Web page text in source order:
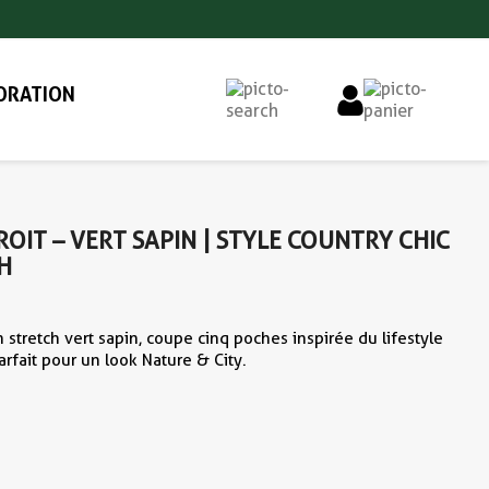
– VERT SAPIN | STYLE COUNTRY CHIC
stretch vert sapin, coupe cinq poches inspirée du lifestyle
pour un look Nature & City.